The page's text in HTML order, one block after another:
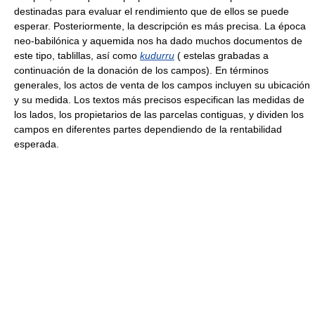
destinadas para evaluar el rendimiento que de ellos se puede
esperar. Posteriormente, la descripción es más precisa. La época
neo-babilónica y aquemida nos ha dado muchos documentos de
este tipo, tablillas, así como kudurru ( estelas grabadas a
continuación de la donación de los campos). En términos
generales, los actos de venta de los campos incluyen su ubicación
y su medida. Los textos más precisos especifican las medidas de
los lados, los propietarios de las parcelas contiguas, y dividen los
campos en diferentes partes dependiendo de la rentabilidad
esperada.